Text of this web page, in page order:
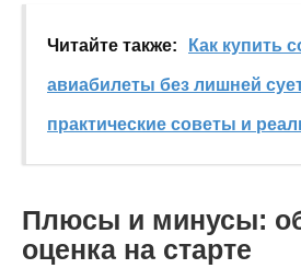
Читайте также: Как купить
авиабилеты без лишней
практические советы и
Плюсы и минусы:
оценка на старте